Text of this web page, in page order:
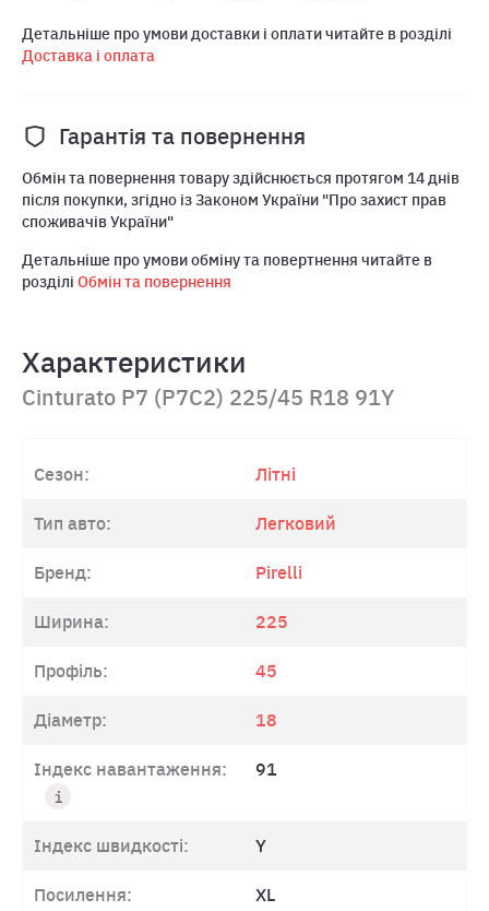
Детальніше про умови доставки і оплати читайте в розділі
Доставка і оплата
Гарантія та повернення
Обмін та повернення товару здійснюється протягом 14 днів
після покупки, згідно із Законом України "Про захист прав
споживачів України"
Детальніше про умови обміну та повертнення читайте в
розділі Обмін та повернення
Характеристики
Cinturato P7 (P7C2) 225/45 R18 91Y
Сезон: Літні
Тип авто: Легковий
Бренд: Pirelli
Ширина: 225
Профіль: 45
Діаметр: 18
Індекс навантаження: 91
Індекс швидкості: Y
Посилення: XL